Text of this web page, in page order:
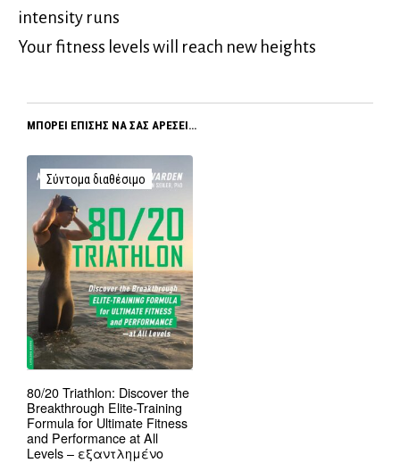
intensity runs
Your fitness levels will reach new heights
ΜΠΟΡΕΊ ΕΠΊΣΗΣ ΝΑ ΣΑΣ ΑΡΈΣΕΙ…
Σύντομα διαθέσιμο
80/20 Triathlon: Discover the
Breakthrough Elite-Training
Formula for Ultimate Fitness
and Performance at All
Levels – εξαντλημένο